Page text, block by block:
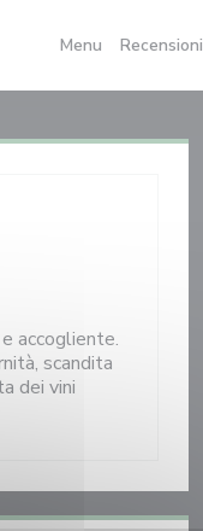
Menu Recensioni
accogliente.
scandita
dei vini